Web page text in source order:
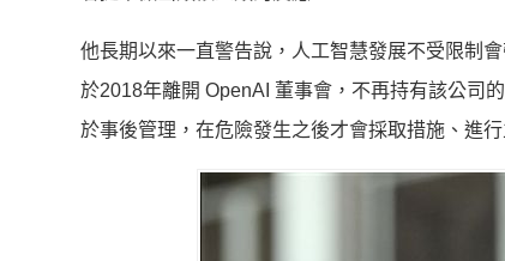
他長期以來一直警告說，人工智慧發展不受限制
於2018年離開 OpenAI 董事會，不再持有該公司
於事後管理，在危險發生之後才會採取措施、進行